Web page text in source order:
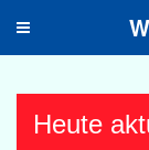
Toggle
Heute